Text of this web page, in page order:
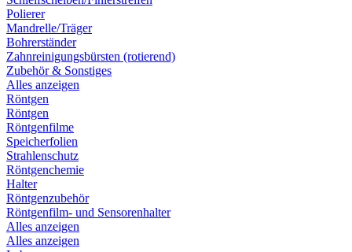
Polierer
Mandrelle/Träger
Bohrerständer
Zahnreinigungsbürsten (rotierend)
Zubehör & Sonstiges
Alles anzeigen
Röntgen
Röntgen
Röntgenfilme
Speicherfolien
Strahlenschutz
Röntgenchemie
Halter
Röntgenzubehör
Röntgenfilm- und Sensorenhalter
Alles anzeigen
Alles anzeigen